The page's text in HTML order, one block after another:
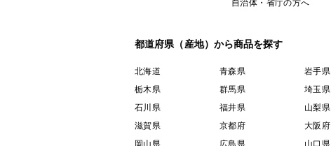
自治体・省庁の方へ
都道府県（産地）から商品を探す
北海道 青森県 岩手県
栃木県
群馬県 埼玉県
石川県
福井県 山梨県
滋賀県
京都府 大阪府
岡山県
広島県 山口県